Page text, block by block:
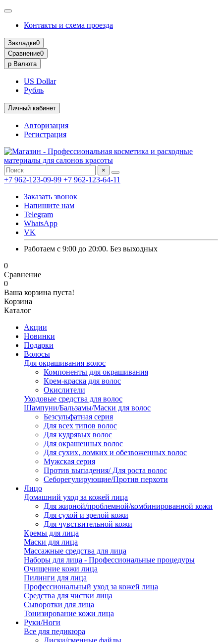
Контакты и схема проезда
Закладки0
Сравнение0
р Валюта
US Dollar
Рубль
Личный кабинет
Авторизация
Регистрация
×
+7 962-123-09-99 +7 962-123-64-11
Заказать звонок
Напишите нам
Telegram
WhatsApp
VK
Работаем с 9:00 до 20:00. Без выходных
0
Сравнение
0
Ваша корзина пуста!
Корзина
Каталог
Акции
Новинки
Подарки
Волосы
Для окрашивания волос
Компоненты для окрашивания
Крем-краска для волос
Окислители
Уходовые средства для волос
Шампуни/Бальзамы/Маски для волос
Безсульфатная серия
Для всех типов волос
Для кудрявых волос
Для окрашенных волос
Для сухих, ломких и обезвоженных волос
Мужская серия
Против выпадения/ Для роста волос
Себорегулирующие/Против перхоти
Лицо
Домашний уход за кожей лица
Для жирной/проблемной/комбинированной кожи
Для сухой и зрелой кожи
Для чувствительной кожи
Кремы для лица
Маски для лица
Массажные средства для лица
Наборы для лица - Профессиональные процедуры
Очищение кожи лица
Пилинги для лица
Профессиональный уход за кожей лица
Средства для чистки лица
Сыворотки для лица
Тонизирование кожи лица
Руки/Ноги
Все для педикюра
Диски/сменные файлы